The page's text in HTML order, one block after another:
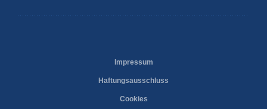
Impressum
Haftungsausschluss
Cookies